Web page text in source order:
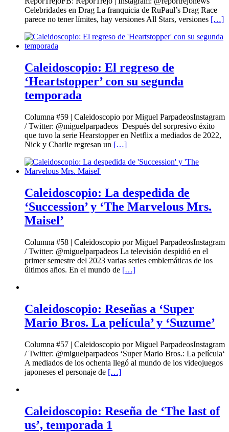
Celebridades en Drag La franquicia de RuPaul’s Drag Race
parece no tener límites, hay versiones All Stars, versiones […]
Caleidoscopio: El regreso de
‘Heartstopper’ con su segunda
temporada
Columna #59 | Caleidoscopio por Miguel ParpadeosInstagram
/ Twitter: @miguelparpadeos Después del sorpresivo éxito
que tuvo la serie Hearstopper en Netflix a mediados de 2022,
Nick y Charlie regresan un […]
Caleidoscopio: La despedida de
‘Succession’ y ‘The Marvelous Mrs.
Maisel’
Columna #58 | Caleidoscopio por Miguel ParpadeosInstagram
/ Twitter: @miguelparpadeos La televisión despidió en el
primer semestre del 2023 varias series emblemáticas de los
últimos años. En el mundo de […]
Caleidoscopio: Reseñas a ‘Super
Mario Bros. La película’ y ‘Suzume’
Columna #57 | Caleidoscopio por Miguel ParpadeosInstagram
/ Twitter: @miguelparpadeos ‘Super Mario Bros.: La película‘
A mediados de los ochenta llegó al mundo de los videojuegos
japoneses el personaje de […]
Caleidoscopio: Reseña de ‘The last of
us’, temporada 1